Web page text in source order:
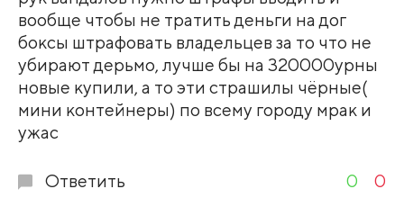
вообще чтобы не тратить деньги на дог
боксы штрафовать владельцев за то что не
убирают дерьмо, лучше бы на 320000урны
новые купили, а то эти страшилы чёрные(
мини контейнеры) по всему городу мрак и
ужас
Ответить 0 0